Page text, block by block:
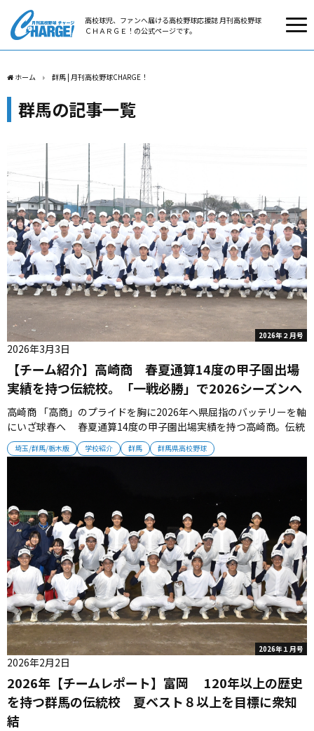
高校球児、ファンへ届ける高校野球応援誌 月刊高校野球
ＣＨＡＲＧＥ！の公式ページです。
ホーム 群馬 | 月刊高校野球CHARGE！
群馬の記事一覧
2026年２月号
埼玉/群馬/栃木版 学校紹介 群馬 群馬県高校野球
【チーム紹介】高崎商 春夏通算14度の甲子園出場
実績を持つ伝統校。「一戦必勝」で2026シーズンへ
2026年3月3日
高崎商 「高商」のプライドを胸に2026年へ県屈指のバッテリーを軸
にいざ球春へ 春夏通算14度の甲子園出場実績を持つ高崎商。伝統
の力を宿す選手たちは、2012年夏以来の甲子園出場を誓って「一戦
必勝」で2026シーズンに挑む。 ■14度の甲子園歴を持つ伝統校
2026年１月号
2026年【チームレポート】富岡 120年以上の歴史
を持つ群馬の伝統校 夏ベスト８以上を目標に衆知
結
2026年2月2日